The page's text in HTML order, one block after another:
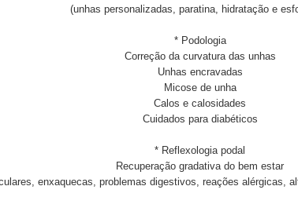
(unhas personalizadas, paratina, hidratação e
* Podologia
Correção da curvatura das unhas
Unhas encravadas
Micose de unha
Calos e calosidades
Cuidados para diabéticos
* Reflexologia podal
Recuperação gradativa do bem estar
enxaquecas, problemas digestivos, reações alérgicas,